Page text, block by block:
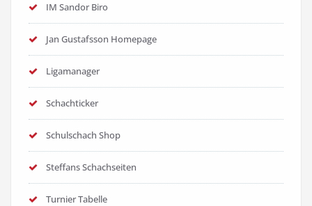
IM Sandor Biro
Jan Gustafsson Homepage
Ligamanager
Schachticker
Schulschach Shop
Steffans Schachseiten
Turnier Tabelle